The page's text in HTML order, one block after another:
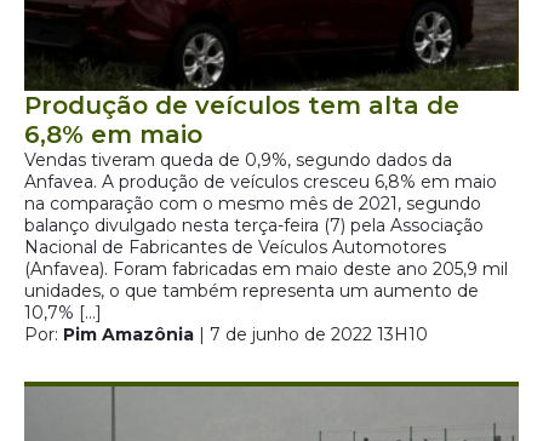
Produção de veículos tem alta de
6,8% em maio
Vendas tiveram queda de 0,9%, segundo dados da
Anfavea. A produção de veículos cresceu 6,8% em maio
na comparação com o mesmo mês de 2021, segundo
balanço divulgado nesta terça-feira (7) pela Associação
Nacional de Fabricantes de Veículos Automotores
(Anfavea). Foram fabricadas em maio deste ano 205,9 mil
unidades, o que também representa um aumento de
10,7% […]
Por: Pim Amazônia | 7 de junho de 2022 13H10